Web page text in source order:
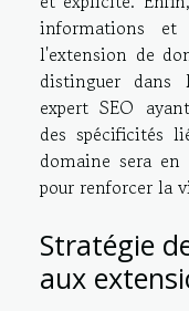
informations
l'extension de
distinguer dans
expert SEO
des spécificités
domaine sera en
pour renforcer la
Stratégie
aux